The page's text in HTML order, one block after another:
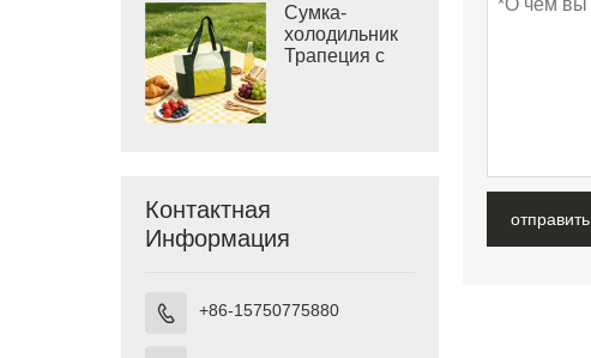
Сумка-
холодильник
Трапеция с
Контактная
Информация
 +86-15750775880
отправить